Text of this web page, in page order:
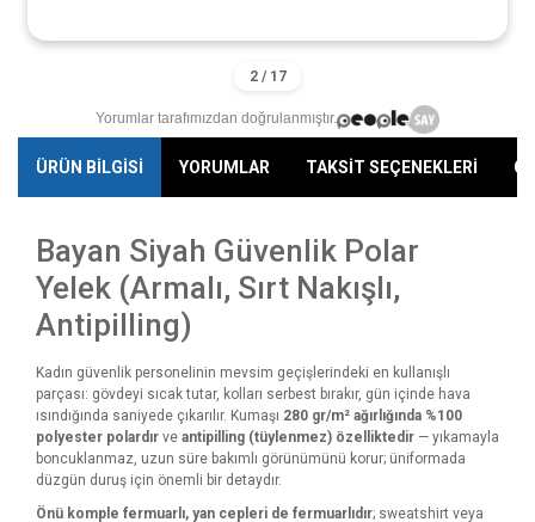
Yorumlar tarafımızdan doğrulanmıştır.
ÜRÜN BİLGİSİ YORUMLAR TAKSİT SEÇENEKLERİ
Bayan Siyah Güvenlik Polar
Yelek (Armalı, Sırt Nakışlı,
Antipilling)
Kadın güvenlik personelinin mevsim geçişlerindeki en kullanışlı
parçası: gövdeyi sıcak tutar, kolları serbest bırakır, gün içinde hava
ısındığında saniyede çıkarılır. Kumaşı 280 gr/m² ağırlığında %100
polyester polardır ve antipilling (tüylenmez) özelliktedir — yıkamayla
boncuklanmaz, uzun süre bakımlı görünümünü korur; üniformada
düzgün duruş için önemli bir detaydır.
Önü komple fermuarlı, yan cepleri de fermuarlıdır; sweatshirt veya